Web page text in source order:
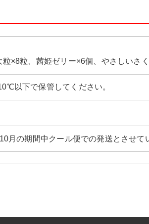
粒×8粒、茜姫ゼリー×6個、やさしいさ
以下で保管してください。
月の期間中クール便での発送とさせて